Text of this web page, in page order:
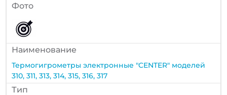
Фото
Наименование
Термогигрометры электронные "CENTER" моделей
310, 311, 313, 314, 315, 316, 317
Тип